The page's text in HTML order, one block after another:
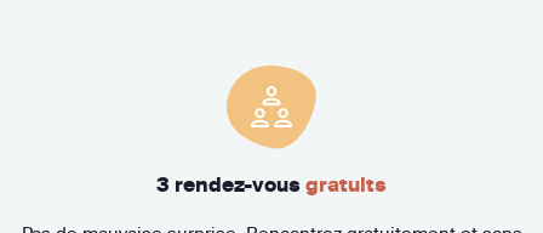
3 rendez-vous gratuits